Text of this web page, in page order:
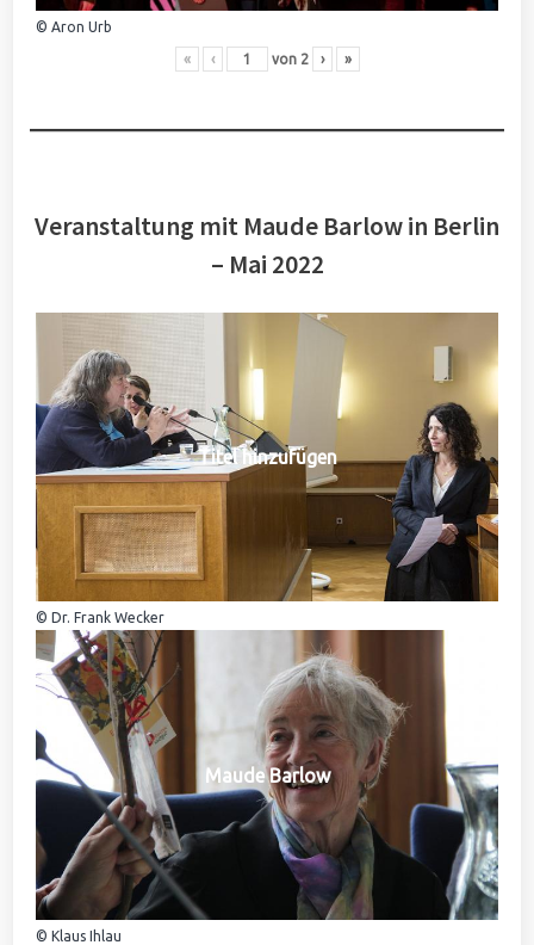
© Aron Urb
« ‹ von 2 › »
Veranstaltung mit Maude Barlow in Berlin
– Mai 2022
Titel hinzufügen
© Dr. Frank Wecker
Maude Barlow
© Klaus Ihlau